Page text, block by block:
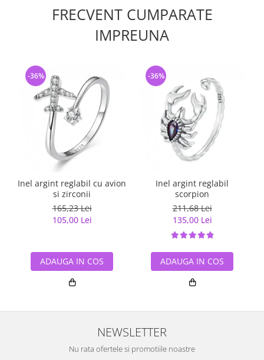
FRECVENT CUMPARATE
IMPREUNA
Inel argint reglabil cu avion
si zirconii
165,23 Lei
105,00 Lei
-36%
ADAUGA IN COS
Inel argint reglabil
scorpion
211,68 Lei
135,00 Lei
-36%
ADAUGA IN COS
NEWSLETTER
Nu rata ofertele si promotiile noastre